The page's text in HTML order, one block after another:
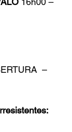
–